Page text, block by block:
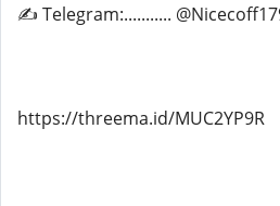
✍ Telegram:...........
https://threema.id/MUC2YP9R